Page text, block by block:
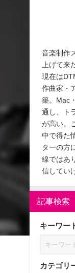
音楽制作
上げて来
現在は
作曲家・
築。Mac
通し、ト
が高い。
中で得た
ターの方
線ではあ
信してい
記事検索
キーワー
カテゴリ